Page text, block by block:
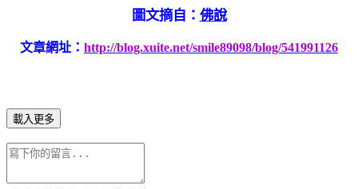
圖文摘自： 佛說
文章網址： http://blog.xuite.net/smile89098/blog/541991126
載入更多